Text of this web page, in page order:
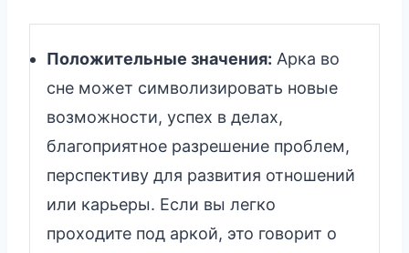
Положительные значения: Арка во
сне может символизировать новые
возможности, успех в делах,
благоприятное разрешение проблем,
перспективу для развития отношений
или карьеры. Если вы легко
проходите под аркой, это говорит о